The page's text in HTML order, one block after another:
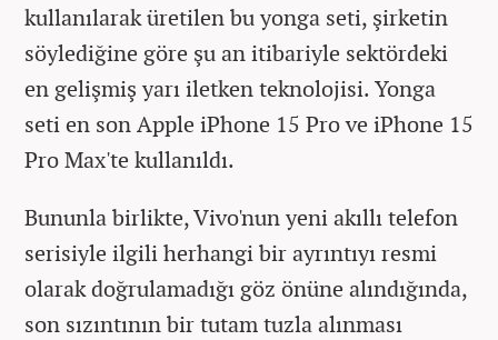
kullanılarak üretilen bu yonga seti, şirketin
söylediğine göre şu an itibariyle sektördeki
en gelişmiş yarı iletken teknolojisi. Yonga
seti en son Apple iPhone 15 Pro ve iPhone 15
Pro Max'te kullanıldı.
Bununla birlikte, Vivo'nun yeni akıllı telefon
serisiyle ilgili herhangi bir ayrıntıyı resmi
olarak doğrulamadığı göz önüne alındığında,
son sızıntının bir tutam tuzla alınması